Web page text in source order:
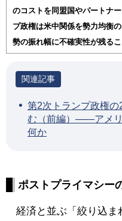
のコストを同盟国やパートナ
プ政権は米中関係を勢力均衡
勢の振れ幅に不確実性が残るこ
第2次トランプ政権
む（前編）――アメリ
何か
ポストプライマシー
経済と並ぶ「絞り込ま